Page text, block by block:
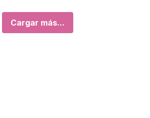
Cargar más...